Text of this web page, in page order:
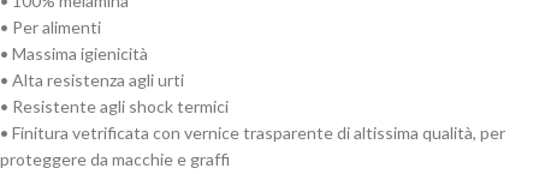
• Per alimenti
• Massima igienicità
• Alta resistenza agli urti
• Resistente agli shock termici
• Finitura vetrificata con vernice trasparente di altissima qualità, per
proteggere da macchie e graffi